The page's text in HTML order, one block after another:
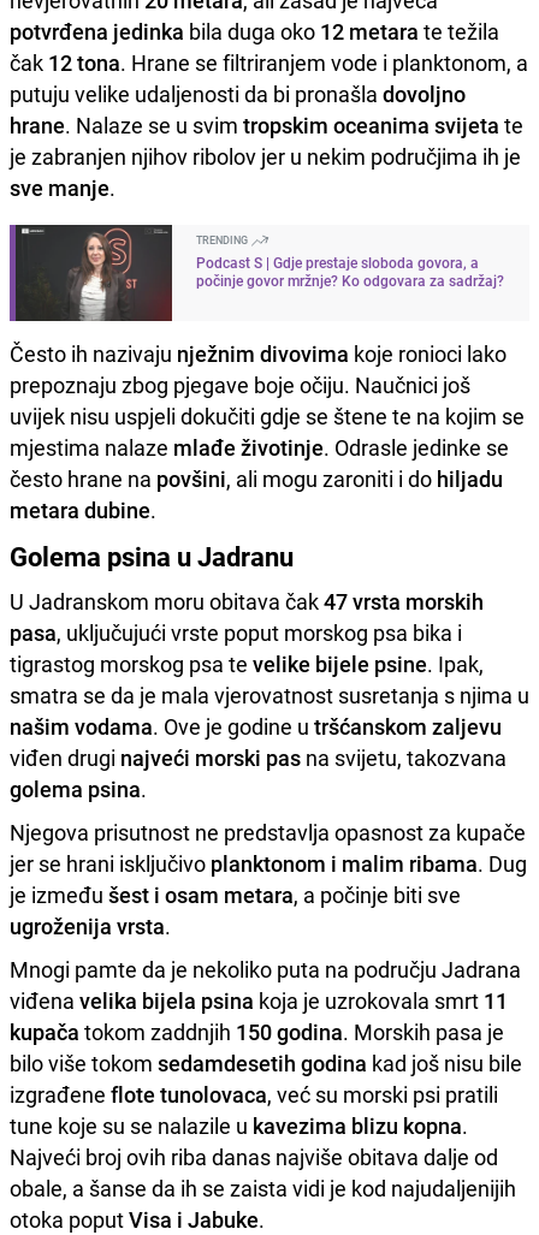
potvrđena jedinka bila duga oko 12 metara te težila
čak 12 tona. Hrane se filtriranjem vode i planktonom, a
putuju velike udaljenosti da bi pronašla dovoljno
hrane. Nalaze se u svim tropskim oceanima svijeta te
je zabranjen njihov ribolov jer u nekim područjima ih je
sve manje.
TRENDING
Podcast S | Gdje prestaje sloboda govora, a
počinje govor mržnje? Ko odgovara za sadržaj?
Često ih nazivaju nježnim divovima koje ronioci lako
prepoznaju zbog pjegave boje očiju. Naučnici još
uvijek nisu uspjeli dokučiti gdje se štene te na kojim se
mjestima nalaze mlađe životinje. Odrasle jedinke se
često hrane na povšini, ali mogu zaroniti i do hiljadu
metara dubine.
Golema psina u Jadranu
U Jadranskom moru obitava čak47 vrsta morskih
pasa, uključujući vrste poput morskog psa bika i
tigrastog morskog psa te velike bijele psine. Ipak,
smatra se da je mala vjerovatnost susretanja s njima u
našim vodama. Ove je godine u tršćanskom zaljevu
viđen drugi najveći morski pas na svijetu, takozvana
golema psina.
Njegova prisutnost ne predstavlja opasnost za kupače
jer se hrani isključivo planktonom i malim ribama. Dug
je između šest i osam metara, a počinje biti sve
ugroženija vrsta.
Mnogi pamte da je nekoliko puta na području Jadrana
viđena velika bijela psina koja je uzrokovala smrt 11
kupača tokom zaddnjih 150 godina. Morskih pasa je
bilo više tokom sedamdesetih godina kad još nisu bile
izgrađene flote tunolovaca, već su morski psi pratili
tune koje su se nalazile u kavezima blizu kopna.
Najveći broj ovih riba danas najviše obitava dalje od
obale, a šanse da ih se zaista vidi je kod najudaljenijih
otoka poputVisa i Jabuke.